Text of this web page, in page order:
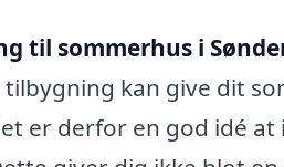
til sommerhus i
kan give dit
er derfor en god idé